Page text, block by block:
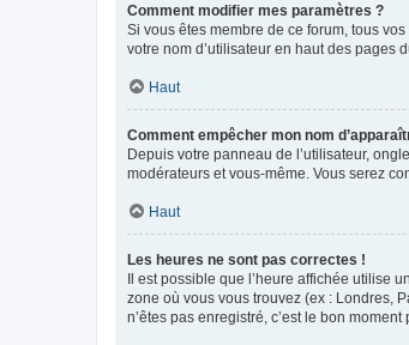
Comment modifier mes paramètres ?
Si vous êtes membre de ce forum, tous
votre nom d’utilisateur en haut des pages
Haut
Comment empêcher mon nom
Depuis votre panneau de l’utilisateur,
modérateurs et vous-même. Vous serez
Haut
Les heures ne sont pas correctes !
Il est possible que l’heure affichée utilise
zone où vous vous trouvez (ex : Londres,
n’êtes pas enregistré, c’est le bon moment